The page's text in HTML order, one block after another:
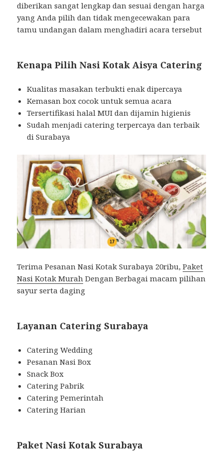
diberikan sangat lengkap dan sesuai dengan harga
yang Anda pilih dan tidak mengecewakan para
tamu undangan dalam menghadiri acara tersebut
Kenapa Pilih Nasi Kotak Aisya Catering
Kualitas masakan terbukti enak dipercaya
Kemasan box cocok untuk semua acara
Tersertifikasi halal MUI dan dijamin higienis
Sudah menjadi catering terpercaya dan terbaik
di Surabaya
Terima Pesanan Nasi Kotak Surabaya 20ribu,Paket
Nasi Kotak Murah Dengan Berbagai macam pilihan
sayur serta daging
Layanan Catering Surabaya
Catering Wedding
Pesanan Nasi Box
Snack Box
Catering Pabrik
Catering Pemerintah
Catering Harian
Paket Nasi Kotak Surabaya